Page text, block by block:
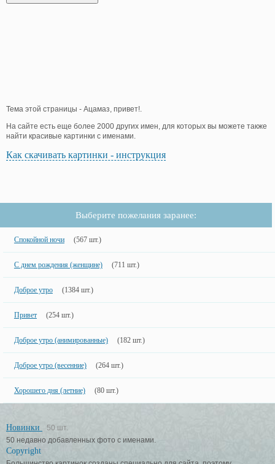
Тема этой страницы - Ацамаз, привет!.
На сайте есть еще более 2000 других имен, для которых вы можете также
найти красивые картинки с именами.
Как скачивать картинки - инструкция
Выберите пожелания заранее:
Спокойной ночи (567 шт.)
С днем рождения (женщине) (711 шт.)
Доброе утро (1384 шт.)
Привет (254 шт.)
Доброе утро (анимированные) (182 шт.)
Доброе утро (весенние) (264 шт.)
Хорошего дня (летние) (80 шт.)
Новинки
50 шт.
50 недавно добавленных фото с именами.
Copyright